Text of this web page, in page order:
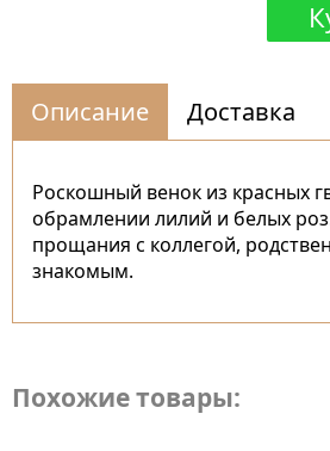
Описание Доставка
Роскошный венок из красных
обрамлении лилий и белых
прощания с коллегой,
знакомым.
Похожие товары: